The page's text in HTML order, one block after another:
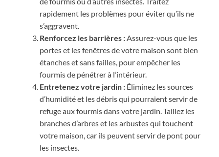
rapidement les problèmes pour éviter qu’ils ne
s’aggravent.
Renforcez les barrières : Assurez-vous que les
portes et les fenêtres de votre maison sont bien
étanches et sans failles, pour empêcher les
fourmis de pénétrer à l’intérieur.
Entretenez votre jardin : Éliminez les sources
d’humidité et les débris qui pourraient servir de
refuge aux fourmis dans votre jardin. Taillez les
branches d’arbres et les arbustes qui touchent
votre maison, car ils peuvent servir de pont pour
les insectes.